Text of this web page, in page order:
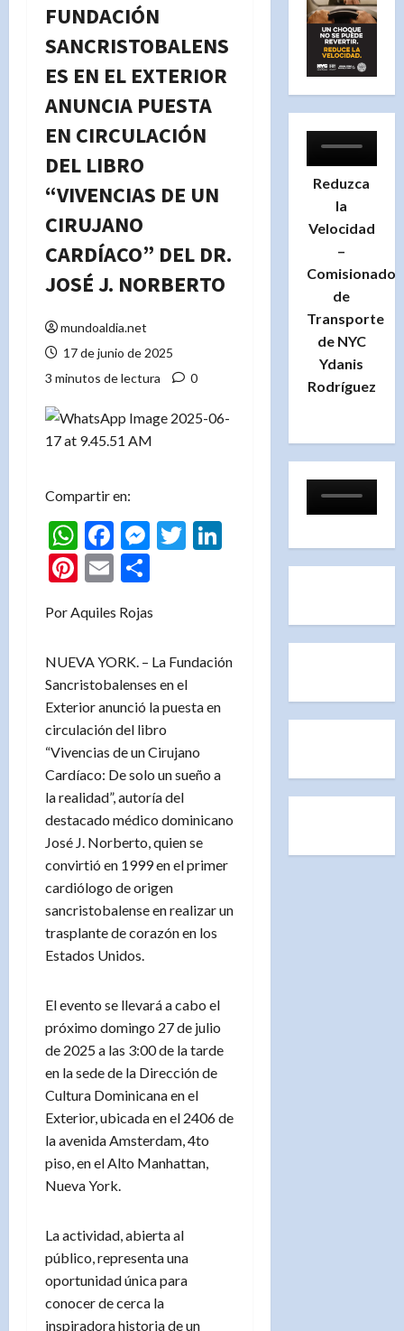
FUNDACIÓN
SANCRISTOBALENS
ES EN EL EXTERIOR
ANUNCIA PUESTA
EN CIRCULACIÓN
DEL LIBRO
“VIVENCIAS DE UN
CIRUJANO
CARDÍACO” DEL DR.
JOSÉ J. NORBERTO
mundoaldia.net
17 de junio de 2025
3 minutos de lectura
0
Compartir en:
WhatsApp
Facebook
Messenger
Twitter
Pinterest
Email
Por Aquiles Rojas
NUEVA YORK. – La Fundación
Sancristobalenses en el
Exterior anunció la puesta en
circulación del libro
“Vivencias de un Cirujano
Cardíaco: De solo un sueño a
la realidad”, autoría del
destacado médico dominicano
José J. Norberto, quien se
convirtió en 1999 en el primer
cardiólogo de origen
sancristobalense en realizar un
trasplante de corazón en los
Estados Unidos.
El evento se llevará a cabo el
próximo domingo 27 de julio
de 2025 a las 3:00 de la tarde
en la sede de la Dirección de
Cultura Dominicana en el
Exterior, ubicada en el 2406 de
la avenida Amsterdam, 4to
piso, en el Alto Manhattan,
Nueva York.
La actividad, abierta al
público, representa una
oportunidad única para
conocer de cerca la
inspiradora historia de un
Reduzca
la
Velocidad
–
Comisionado
de
Transporte
de NYC
Ydanis
Rodríguez